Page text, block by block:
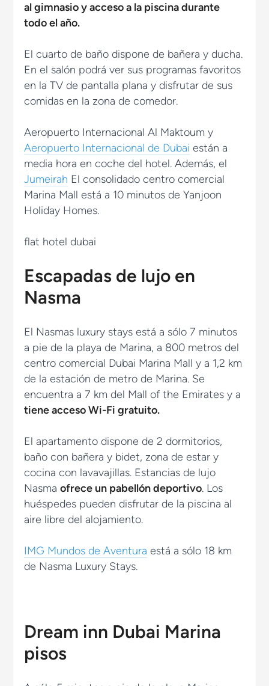
al gimnasio y acceso a la piscina durante
todo el año.
El cuarto de baño dispone de bañera y ducha.
En el salón podrá ver sus programas favoritos
en la TV de pantalla plana y disfrutar de sus
comidas en la zona de comedor.
Aeropuerto Internacional Al Maktoum y
Aeropuerto Internacional de Dubai están a
media hora en coche del hotel. Además, el
Jumeirah El consolidado centro comercial
Marina Mall está a 10 minutos de Yanjoon
Holiday Homes.
Escapadas de lujo en
Nasma
El Nasmas luxury stays está a sólo 7 minutos
a pie de la playa de Marina, a 800 metros del
centro comercial Dubai Marina Mall y a 1,2 km
de la estación de metro de Marina. Se
encuentra a 7 km del Mall of the Emirates y a
tiene acceso Wi-Fi gratuito.
El apartamento dispone de 2 dormitorios,
baño con bañera y bidet, zona de estar y
cocina con lavavajillas. Estancias de lujo
Nasmaofrece un pabellón deportivo. Los
huéspedes pueden disfrutar de la piscina al
aire libre del alojamiento.
IMG Mundos de Aventura está a sólo 18 km
de Nasma Luxury Stays.
Dream inn Dubai Marina
pisos